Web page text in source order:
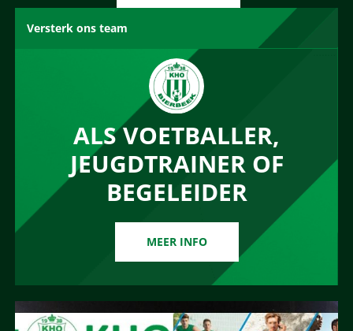
Versterk ons team
ALS VOETBALLER,
JEUGDTRAINER OF
BEGELEIDER
MEER INFO